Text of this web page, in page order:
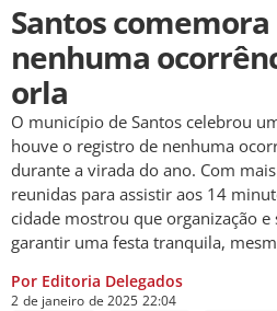
Santos
nenhuma
orla
O município de Santos celebrou
houve o registro de nenhuma
durante a virada do ano. Com
reunidas para assistir aos 14
cidade mostrou que organização
garantir uma festa tranquila,
Por Editoria Delegados
2 de janeiro de 2025 22:04